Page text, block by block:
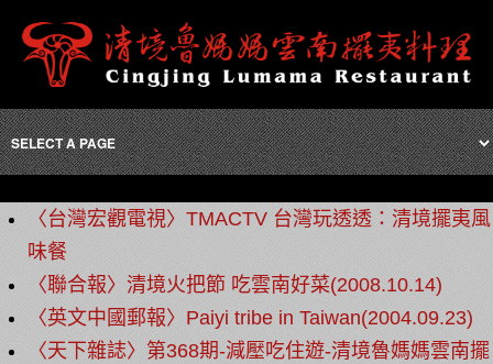
〈台灣宏觀電視〉TMACTV 台灣玩透透：清境擺夷風
味餐
〈聯合報〉清境火把節 吃雲南好菜(2008.10.14)
〈英文中國郵報〉Paiyi tribe in Taiwan(2004.09.23)
〈天下雜誌〉第368期-減壓吃住遊-清境魯媽媽雲南擺